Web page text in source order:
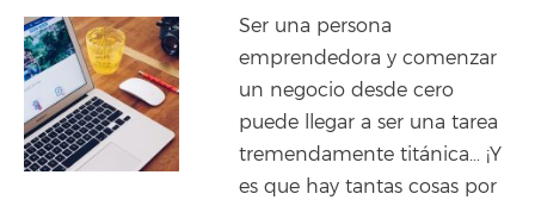
Ser una persona
emprendedora y comenzar
un negocio desde cero
puede llegar a ser una tarea
tremendamente titánica… ¡Y
es que hay tantas cosas por